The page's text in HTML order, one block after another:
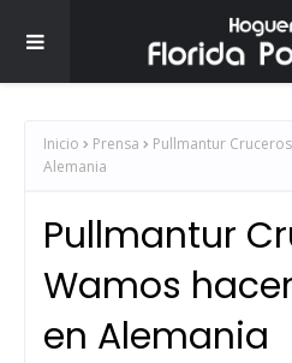
Inicio Prensa
Pullmantur
Alemania
Pullmantur
Wamos
en Alemania